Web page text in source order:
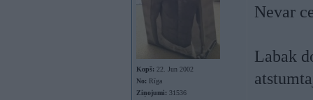
Kopš: 22. Jun 2002
No: Rīga
Ziņojumi: 31536
Nevar
Labak